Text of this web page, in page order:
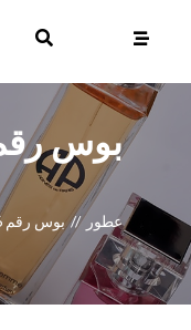
عطور